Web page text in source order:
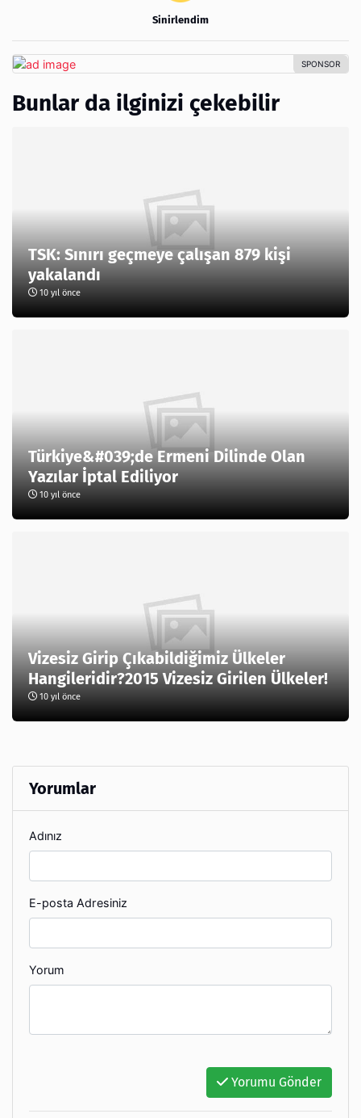
Sinirlendim
Bunlar da ilginizi çekebilir
TSK: Sınırı geçmeye çalışan 879 kişi
yakalandı
10 yıl önce
Türkiye&#039;de Ermeni Dilinde Olan
Yazılar İptal Ediliyor
10 yıl önce
Vizesiz Girip Çıkabildiğimiz Ülkeler
Hangileridir?2015 Vizesiz Girilen Ülkeler!
10 yıl önce
Yorumlar
Adınız
E-posta Adresiniz
Yorum
Yorumu Gönder